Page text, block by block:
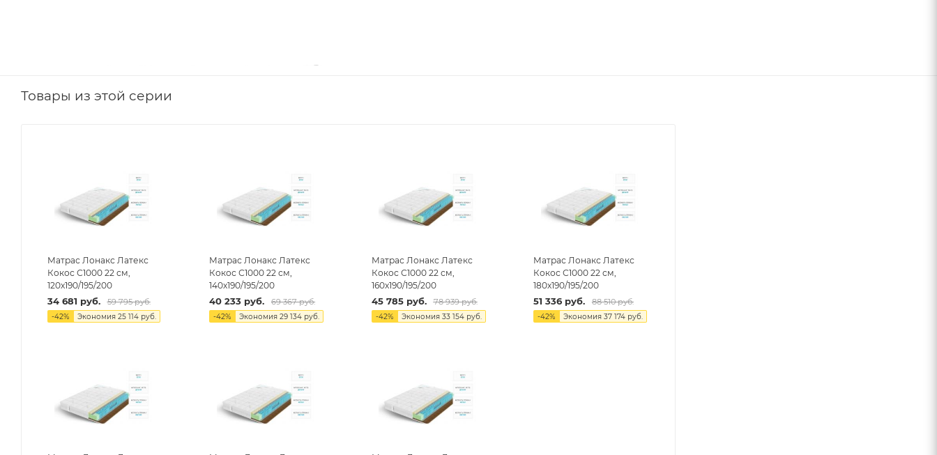
Товары из этой серии
Матрас Лонакс Латекс
Кокос С1000 22 см,
120х190/195/200
34 681 руб. 59 795руб.
-42% Экономия 25 114руб.
Матрас Лонакс Латекс
Кокос С1000 22 см,
140х190/195/200
40 233 руб. 69 367руб.
-42% Экономия29 134 руб.
Матрас Лонакс Латекс
Кокос С1000 22 см,
160х190/195/200
45 785руб. 78 939руб.
-42% Экономия 33 154руб.
Матрас Лонакс Латекс
Кокос С1000 22 см,
180х190/195/200
51 336руб. 88 510руб.
-42% Экономия 37 174руб.